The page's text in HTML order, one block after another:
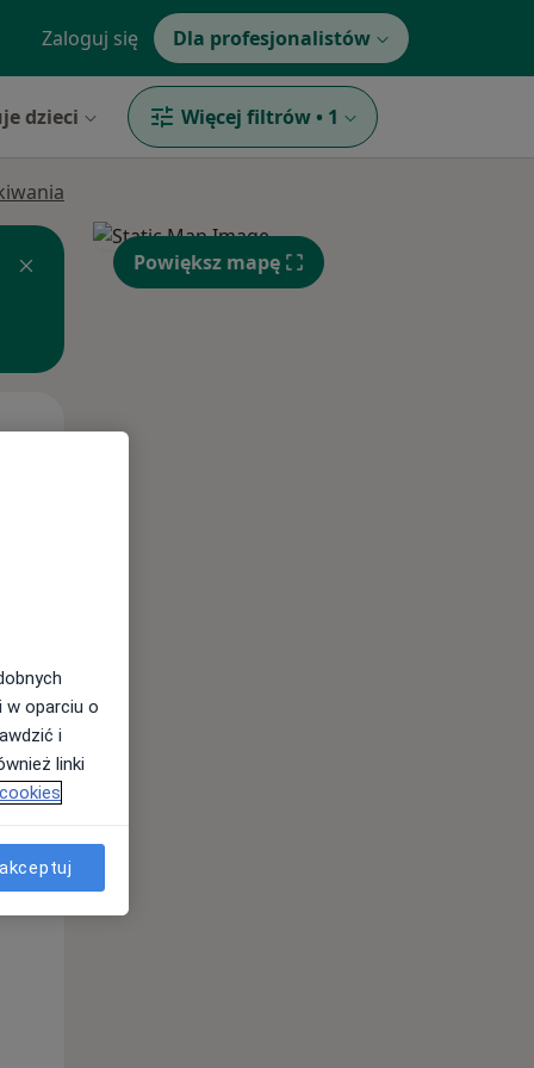
Zaloguj się Dla profesjonalistów
dzieci Więcej filtrów • 1
Czw,
Czw,
Powiększ mapę
w oparciu o
i
linki